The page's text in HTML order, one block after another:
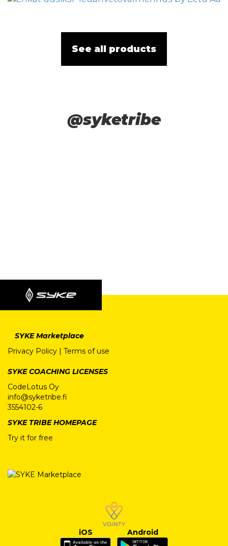
See all products
@syketribe
SYKE Marketplace
Privacy Policy | Terms of use
SYKE COACHING LICENSES
CodeLotus Oy
info@syketribe.fi
3554102-6
SYKE TRIBE HOMEPAGE
Try it for free
iOS Android